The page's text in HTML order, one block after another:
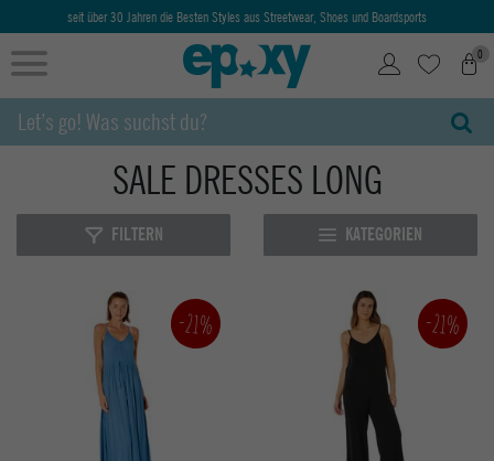
seit über 30 Jahren die Besten Styles aus Streetwear, Shoes und Boardsports
0
SALE DRESSES LONG
FILTERN KATEGORIEN
-21% -21%